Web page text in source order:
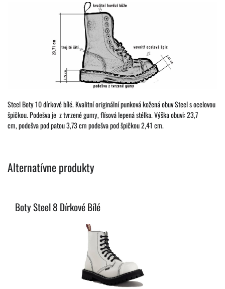
Steel Boty 10 dírkové bílé. Kvalitní originální punková kožená obuv Steel s ocelovou
špičkou. Podešva je z tvrzené gumy, flísová lepená stélka. Výška obuvi: 23,7
cm, podešva pod patou 3,73 cm podešva pod špičkou 2,41 cm.
Alternatívne produkty
Boty Steel 8 Dírkové Bílé